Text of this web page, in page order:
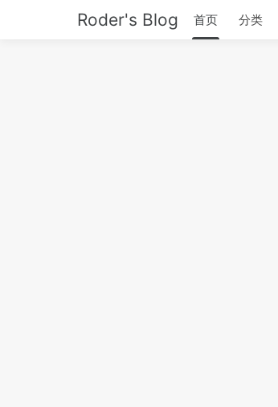
Roder's Blog 首页 分类